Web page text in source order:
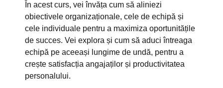
În acest curs, vei învăța cum să aliniezi
obiectivele organizaționale, cele de echipă și
cele individuale pentru a maximiza oportunitățile
de succes. Vei explora și cum să aduci întreaga
echipă pe aceeași lungime de undă, pentru a
crește satisfacția angajaților și productivitatea
personalului.